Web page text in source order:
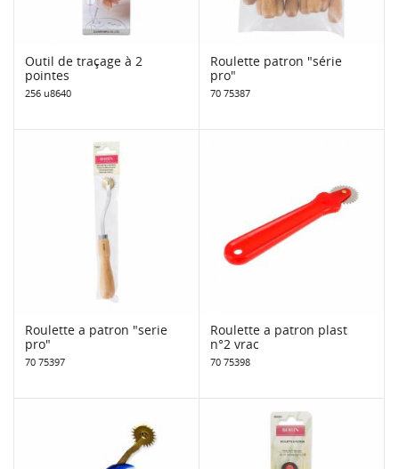
Outil de traçage à 2
pointes
256 u8640
Roulette patron "série
pro"
70 75387
Roulette a patron "serie
pro"
70 75397
Roulette a patron plast
n°2 vrac
70 75398